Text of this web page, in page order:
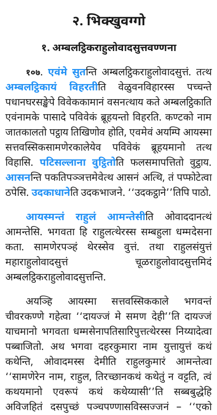
२. भिक्खुवग्गो
१. अम्बलट्ठिकराहुलोवादसुत्तवण्णना
१०७. एवंमे सुतन्ति अम्बलट्ठिकराहुलोवादसुत्तं. तत्थ
अम्बलट्ठिकायं विहरतीति वेळुवनविहारस्स पच्चन्ते
पधानघरसङ्खेपे विवेककामानं वसनत्थाय कते अम्बलट्ठिकाति
एवंनामके पासादे पविवेकं ब्रूहयन्तो विहरति. कण्टको नाम
जातकालतो पट्ठाय तिखिणोव होति, एवमेवं अयम्पि आयस्मा
सत्तवस्सिकसामणेरकालेयेव पविवेकं ब्रूहयमानो तत्थ
विहासि.पटिसल्लाना वुट्ठितोति फलसमापत्तितो वुट्ठाय.
आसनन्ति पकतिपञ्ञत्तमेवेत्थ आसनं अत्थि, तं पप्फोटेत्वा
ठपेसि.उदकाधानेतिउदकभाजने. ‘‘उदकट्ठाने’’तिपि पाठो.
आयस्मन्तं राहुलं आमन्तेसीति ओवाददानत्थं
आमन्तेसि. भगवता हि राहुलत्थेरस्स सम्बहुला धम्मदेसना
कता. सामणेरपञ्हं थेरस्सेव वुत्तं. तथा राहुलसंयुत्तं
महाराहुलोवादसुत्तं चूळराहुलोवादसुत्तमिदं
अम्बलट्ठिकराहुलोवादसुत्तन्ति.
अयञ्हि आयस्मा सत्तवस्सिककाले भगवन्तं
चीवरकण्णे गहेत्वा ‘‘दायज्जं मे समण देही’’ति दायज्जं
याचमानो भगवता धम्मसेनापतिसारिपुत्तत्थेरस्स निय्यादेत्वा
पब्बाजितो. अथ भगवा दहरकुमारा नाम युत्तायुत्तं कथं
कथेन्ति, ओवादमस्स देमीति राहुलकुमारं आमन्तेत्वा
‘‘सामणेरेन नाम, राहुल, तिरच्छानकथं कथेतुं न वट्टति, त्वं
कथयमानो एवरूपं कथं कथेय्यासी’’ति सब्बबुद्धेहि
अविजहितं दसपुच्छं पञ्चपण्णासविस्सज्जनं – ‘‘एको